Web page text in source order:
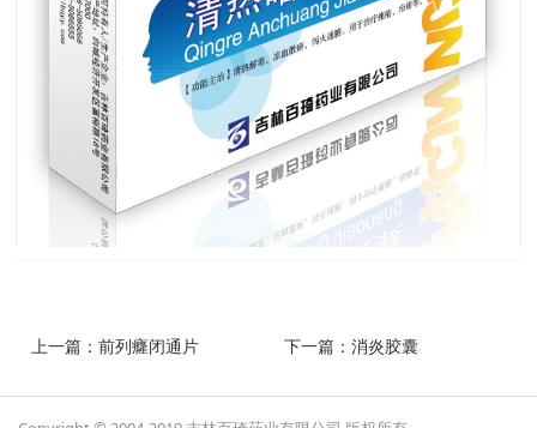
上一篇：前列癃闭通片 下一篇：消炎胶囊